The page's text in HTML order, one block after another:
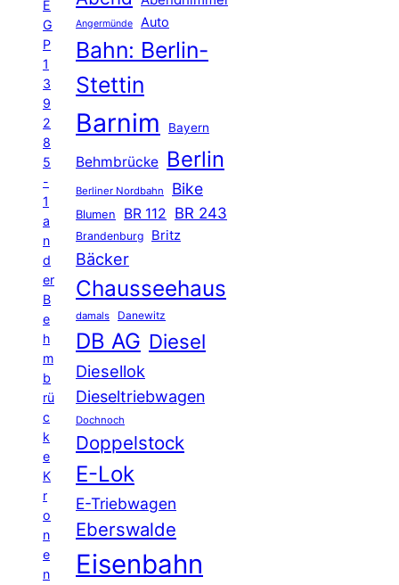
E
G
P
1
3
9
2
8
5
-
1
a
n
d
er
B
e
h
m
b
rü
c
k
e
K
r
o
n
e
n
Angermünde Auto
Bahn: Berlin-
Stettin
Barnim Bayern
Behmbrücke Berlin
Berliner Nordbahn Bike
Blumen BR 112 BR 243
Brandenburg Britz
Bäcker
Chausseehaus
damals Danewitz
DB AG Diesel
Diesellok
Dieseltriebwagen
Dochnoch
Doppelstock
E-Lok
E-Triebwagen
Eberswalde
Eisenbahn